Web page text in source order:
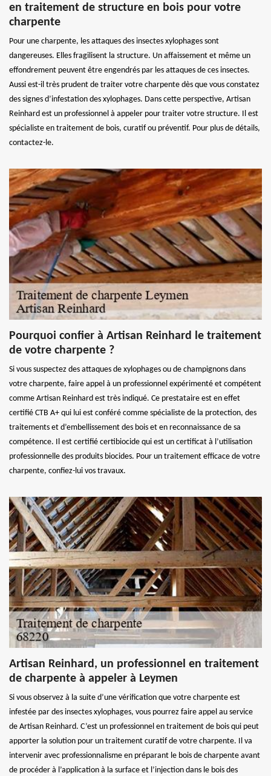
en traitement de structure en bois pour votre
charpente
Pour une charpente, les attaques des insectes xylophages sont
dangereuses. Elles fragilisent la structure. Un affaissement et même un
effondrement peuvent être engendrés par les attaques de ces insectes.
Aussi est-il très prudent de traiter votre charpente dès que vous constatez
des signes d’infestation des xylophages. Dans cette perspective, Artisan
Reinhard est un professionnel à appeler pour traiter votre structure. Il est
spécialiste en traitement de bois, curatif ou préventif. Pour plus de détails,
contactez-le.
Pourquoi confier à Artisan Reinhard le traitement
de votre charpente ?
Si vous suspectez des attaques de xylophages ou de champignons dans
votre charpente, faire appel à un professionnel expérimenté et compétent
comme Artisan Reinhard est très indiqué. Ce prestataire est en effet
certifié CTB A+ qui lui est conféré comme spécialiste de la protection, des
traitements et d’embellissement des bois et en reconnaissance de sa
compétence. Il est certifié certibiocide qui est un certificat à l’utilisation
professionnelle des produits biocides. Pour un traitement efficace de votre
charpente, confiez-lui vos travaux.
Artisan Reinhard, un professionnel en traitement
de charpente à appeler à Leymen
Si vous observez à la suite d’une vérification que votre charpente est
infestée par des insectes xylophages, vous pourrez faire appel au service
de Artisan Reinhard. C’est un professionnel en traitement de bois qui peut
apporter la solution pour un traitement curatif de votre charpente. Il va
intervenir avec professionnalisme en préparant le bois de charpente avant
de procéder à l’application à la surface et l’injection dans le bois des